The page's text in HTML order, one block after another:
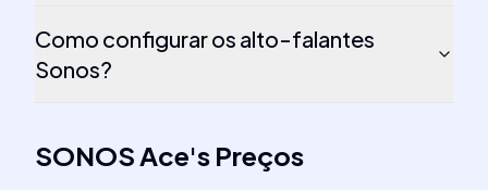
Como configurar os alto-falantes
Sonos?
SONOS Ace's Preços